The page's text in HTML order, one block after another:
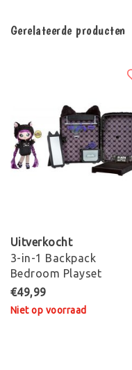
Gerelateerde producten
Uitverkocht
3-in-1 Backpack
Bedroom Playset
Tuesday Meow - Serie 1
€49,99
Niet op voorraad